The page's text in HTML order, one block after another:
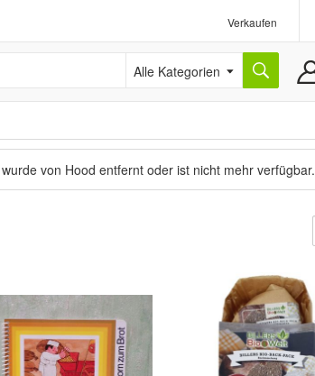
Verkaufen
Alle Kategorien
von Hood entfernt oder ist nicht mehr verfügbar.